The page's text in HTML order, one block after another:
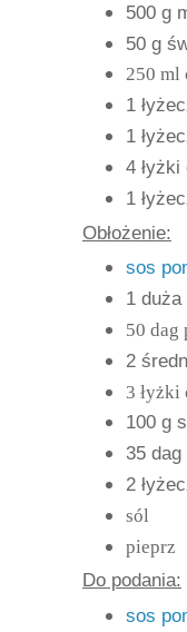
500 g
50 g
250 ml
1
1
4 łyżki
1
Obłożenie:
sos
1
50 dag
2
3 łyżki
100 g
35 dag
2
sól
pieprz
Do podania:
sos